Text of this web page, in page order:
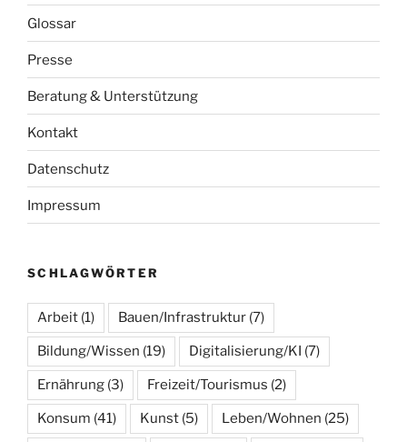
Glossar
Presse
Beratung & Unterstützung
Kontakt
Datenschutz
Impressum
SCHLAGWÖRTER
Arbeit (1) Bauen/Infrastruktur (7)
Bildung/Wissen (19) Digitalisierung/KI (7)
Ernährung (3) Freizeit/Tourismus (2)
Konsum (41) Kunst (5) Leben/Wohnen (25)